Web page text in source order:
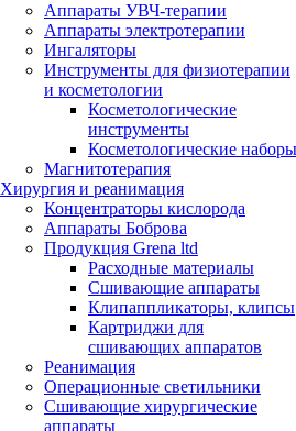
Аппараты УВЧ-терапии
Аппараты электротерапии
Ингаляторы
Инструменты для физиотерапии
и косметологии
Косметологические
инструменты
Косметологические наборы
Магнитотерапия
Хирургия и реанимация
Концентраторы кислорода
Аппараты Боброва
Продукция Grena ltd
Расходные материалы
Сшивающие аппараты
Клипаппликаторы, клипсы
Картриджи для
сшивающих аппаратов
Реанимация
Операционные светильники
Сшивающие хирургические
аппараты